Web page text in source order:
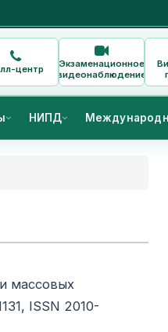
центр
Экзаменационное
видеонаблюдение
НИПД
массовых
ISSN 2010-